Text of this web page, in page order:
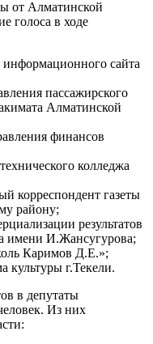
от Алматинской
голоса в ходе
сайта
пассажирского
Алматинской
финансов
колледжа
корреспондент газеты
району;
результатов
имени И.Жансугурова;
Каримов Д.Е.»;
культуры г.Текели.
в депутаты
Из них